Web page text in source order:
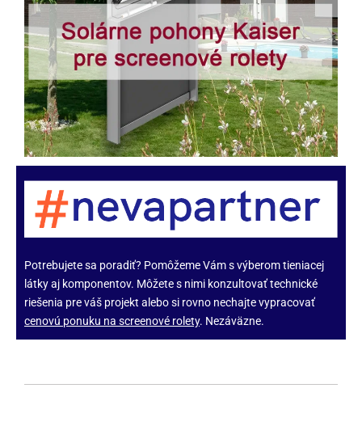
Potrebujete sa poradiť? Pomôžeme Vám s výberom tieniacej
látky aj komponentov. Môžete s nimi konzultovať technické
riešenia pre váš projekt alebo si rovno nechajte vypracovať
cenovú ponuku na screenové rolety. Nezáväzne.